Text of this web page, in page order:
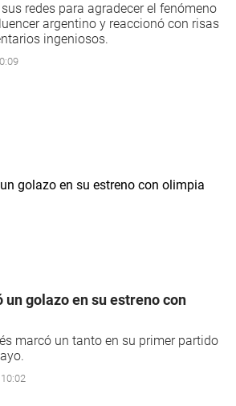
redes para agradecer el fenómeno
argentino y reaccionó con risas
ingeniosos.
golazo en su estreno con
marcó un tanto en su primer partido